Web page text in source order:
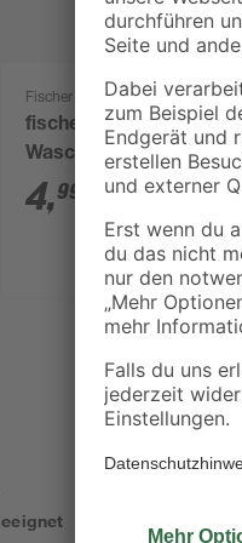
Fischer
fischer
Waschtischbefestigung
WST 140 2 Stück
4,99